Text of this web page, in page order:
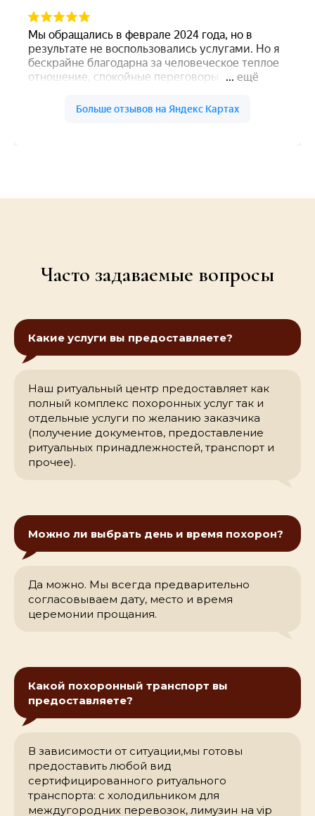
Часто задаваемые вопросы
Какие услуги вы предоставляете?
Наш ритуальный центр предоставляет как
полный комплекс похоронных услуг так и
отдельные услуги по желанию заказчика
(получение документов, предоставление
ритуальных принадлежностей, транспорт и
прочее).
Можно ли выбрать день и время похорон?
Да можно. Мы всегда предварительно
согласовываем дату, место и время
церемонии прощания.
Какой похоронный транспорт вы
предоставляете?
В зависимости от ситуации,мы готовы
предоставить любой вид
сертифицированного ритуального
транспорта: с холодильником для
междугородних перевозок, лимузин на vip